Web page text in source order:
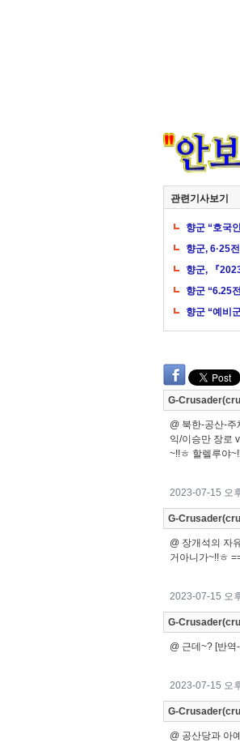
관련기사보기
향군 “호국
향군, 6·25
향군, 『
향군 “6.25
향군 “예비
G-
@ 북한-공산-
익/이승만 장로
~!!ㅎ 할렐루야
2023-07-15 오
G-
@ 장개석의 자
거아니가~!!ㅎ
2023-07-15 오
G-
@ 근데~? [반
2023-07-15 오
G-
@ 공산당과 아